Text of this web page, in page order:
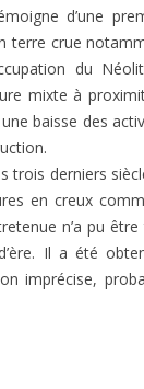
d’une
terre crue
du
mixte à
baisse des
trois derniers
en creux
n’a pu
Il a été
imprécise,